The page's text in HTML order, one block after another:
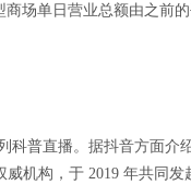
场单日营业总额由之前
科普直播。据抖音方面
机构，于 2019 年共同